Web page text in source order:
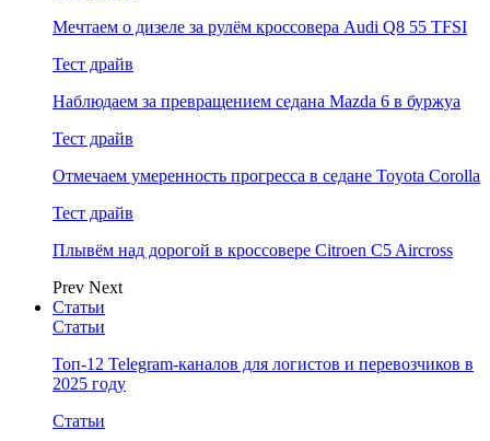
Мечтаем о дизеле за рулём кроссовера Audi Q8 55 TFSI
Тест драйв
Наблюдаем за превращением седана Mazda 6 в буржуа
Тест драйв
Отмечаем умеренность прогресса в седане Toyota Corolla
Тест драйв
Плывём над дорогой в кроссовере Citroen C5 Aircross
Prev Next
Статьи
Статьи
Топ-12 Telegram-каналов для логистов и перевозчиков в
2025 году
Статьи